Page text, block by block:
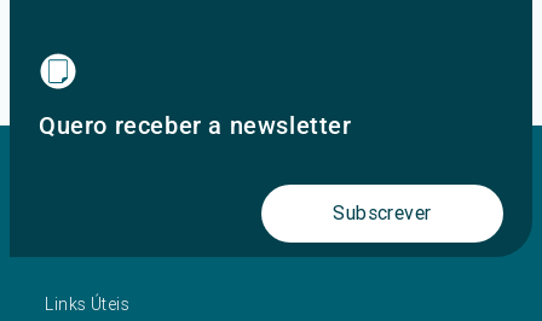
Quero receber a newsletter
Subscrever
Links Úteis